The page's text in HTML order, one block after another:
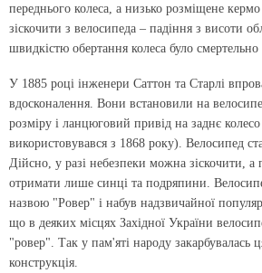
переднього колеса, а низько розміщене
зіскочити з велосипеда – падіння з висоти
швидкістю обертання колеса було
У 1885 році інженери Саттон та Старлі
вдосконалення. Вони встановили на
розміру і ланцюговий привід на заднє
використовувався з 1868 року). Велосипед
Дійсно, у разі небезпеки можна зіскочити, а
отримати лише синці та подряпини.
назвою "Ровер" і набув надзвичайної
що в деяких місцях Західної України
"ровер". Так у пам'яті народу закарбувалась
конструкція.